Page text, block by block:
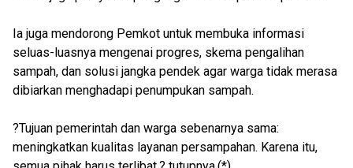
Ia juga mendorong Pemkot untuk membuka informasi
seluas-luasnya mengenai progres, skema pengalihan
sampah, dan solusi jangka pendek agar warga tidak merasa
dibiarkan menghadapi penumpukan sampah.
?Tujuan pemerintah dan warga sebenarnya sama:
meningkatkan kualitas layanan persampahan. Karena itu,